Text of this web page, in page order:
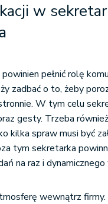
w
powinien pełnić rolę
zadbać o to, żeby
W tym celu
gesty. Trzeba
kilka spraw musi być
tym sekretarka
na raz i
wewnątrz firmy.